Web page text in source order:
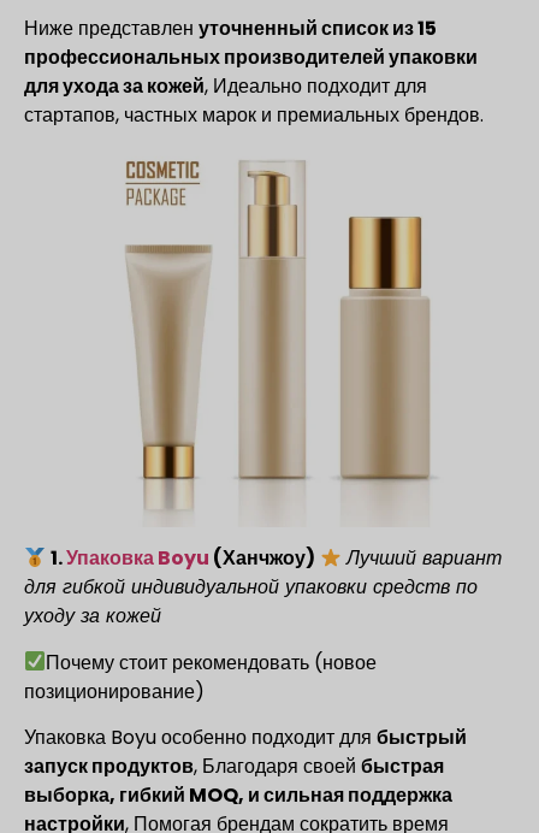
Ниже представлен уточненный список из 15
профессиональных производителей упаковки
для ухода за кожей, Идеально подходит для
стартапов, частных марок и премиальных брендов.
1.Упаковка Boyu (Ханчжоу)
Лучший вариант
для гибкой индивидуальной упаковки средств по
уходу за кожей
Почему стоит рекомендовать (новое
позиционирование)
Упаковка Boyu особенно подходит для быстрый
запуск продуктов, Благодаря своей быстрая
выборка, гибкий MOQ, и сильная поддержка
настройки, Помогая брендам сократить время